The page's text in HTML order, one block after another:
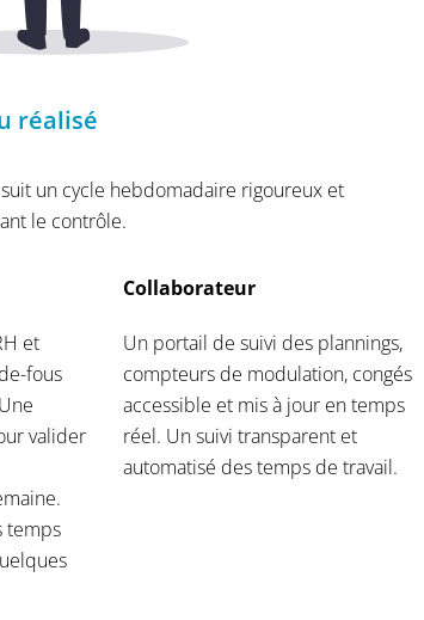
réalisé
un cycle hebdomadaire rigoureux et
le contrôle.
et
fous
valider
temps
Collaborateur
Un portail de suivi des plannings,
compteurs de modulation, congés
accessible et mis à jour en temps
réel. Un suivi transparent et
automatisé des temps de travail.